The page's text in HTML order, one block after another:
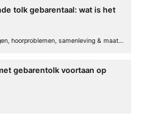
tolk gebarentaal: wat is het
gebarentolk voortaan op